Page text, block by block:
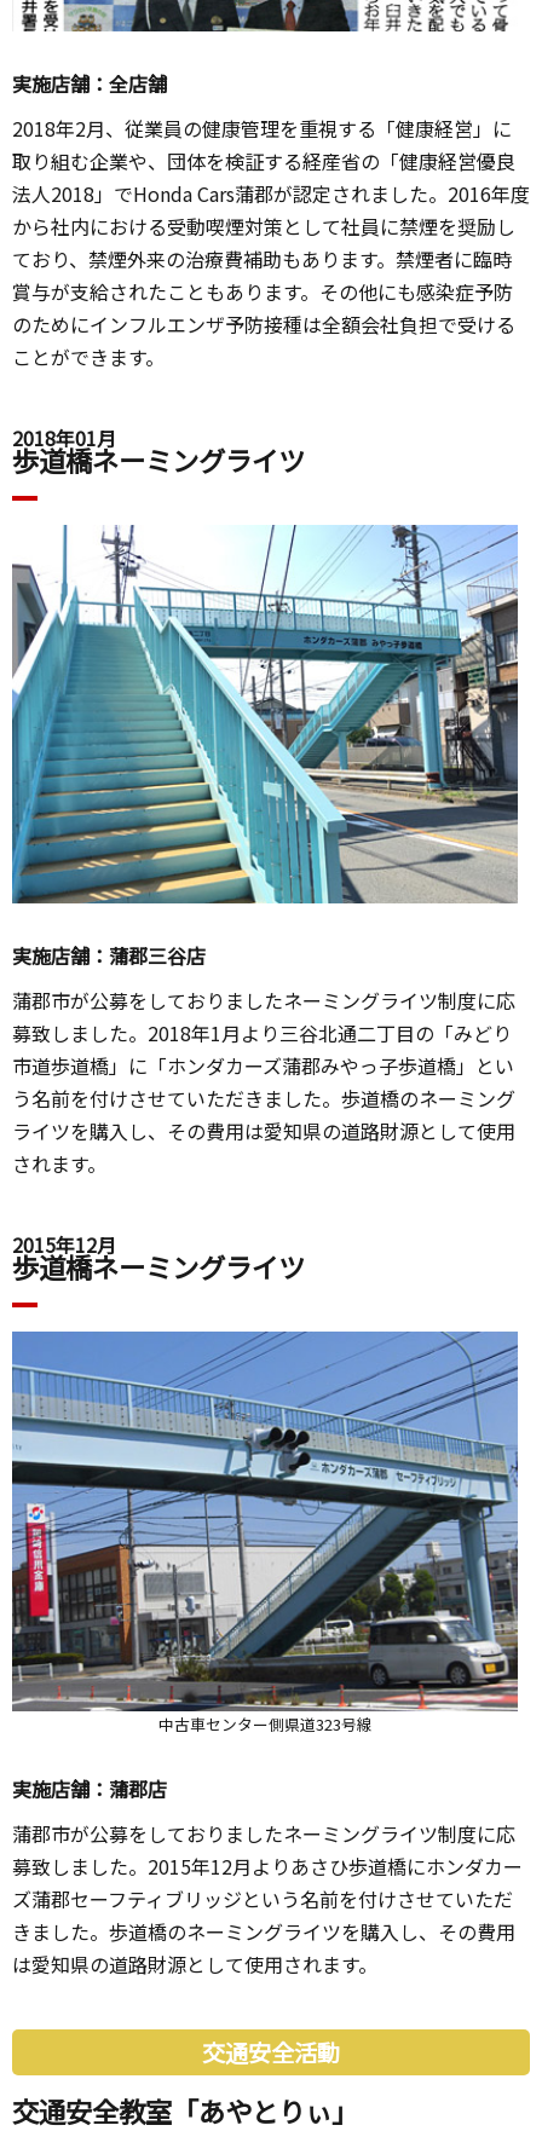
実施店舗：全店舗
2018年2月、従業員の健康管理を重視する「健康経営」に
取り組む企業や、団体を検証する経産省の「健康経営優良
法人2018」でHonda Cars蒲郡が認定されました。2016年度
から社内における受動喫煙対策として社員に禁煙を奨励し
ており、禁煙外来の治療費補助もあります。禁煙者に臨時
賞与が支給されたこともあります。その他にも感染症予防
のためにインフルエンザ予防接種は全額会社負担で受ける
ことができます。
2018年01月
歩道橋ネーミングライツ
実施店舗：蒲郡三谷店
蒲郡市が公募をしておりましたネーミングライツ制度に応
募致しました。2018年1月より三谷北通二丁目の「みどり
市道歩道橋」に「ホンダカーズ蒲郡みやっ子歩道橋」とい
う名前を付けさせていただきました。歩道橋のネーミング
ライツを購入し、その費用は愛知県の道路財源として使用
されます。
2015年12月
歩道橋ネーミングライツ
中古車センター側県道323号線
実施店舗：蒲郡店
蒲郡市が公募をしておりましたネーミングライツ制度に応
募致しました。2015年12月よりあさひ歩道橋にホンダカー
ズ蒲郡セーフティブリッジという名前を付けさせていただ
きました。歩道橋のネーミングライツを購入し、その費用
は愛知県の道路財源として使用されます。
交通安全活動
交通安全教室「あやとりぃ」